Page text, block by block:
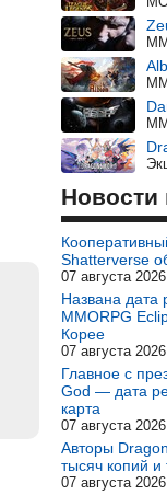
Новости
Shatterverse
07 августа 2026
Названа дата
MMORPG
Корее
07 августа 2026
Главное с
God — дата
карта
07 августа 2026
Авторы
тысяч копий и
07 августа 2026